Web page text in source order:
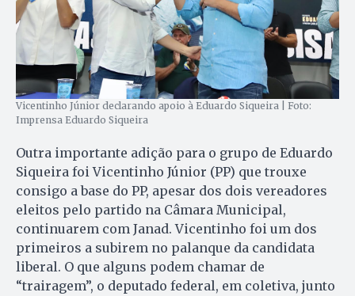
Vicentinho Júnior declarando apoio à Eduardo Siqueira | Foto:
Imprensa Eduardo Siqueira
Outra importante adição para o grupo de Eduardo
Siqueira foi Vicentinho Júnior (PP) que trouxe
consigo a base do PP, apesar dos dois vereadores
eleitos pelo partido na Câmara Municipal,
continuarem com Janad. Vicentinho foi um dos
primeiros a subirem no palanque da candidata
liberal. O que alguns podem chamar de
“trairagem”, o deputado federal, em coletiva, junto